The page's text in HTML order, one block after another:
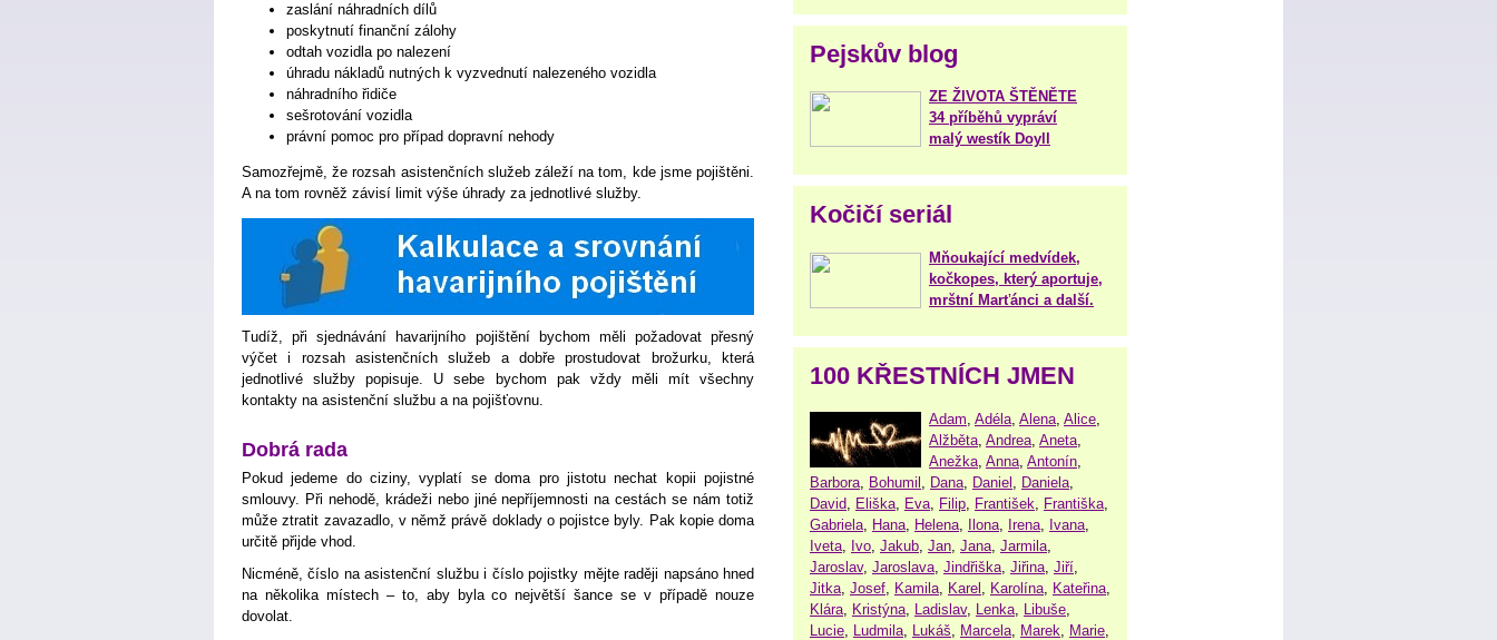
zaslání náhradních dílů
poskytnutí finanční zálohy
odtah vozidla po nalezení
úhradu nákladů nutných k vyzvednutí nalezeného vozidla
náhradního řidiče
sešrotování vozidla
právní pomoc pro případ dopravní nehody
Samozřejmě, že rozsah asistenčních služeb záleží na tom, kde jsme pojištěni.
A na tom rovněž závisí limit výše úhrady za jednotlivé služby.
Tudíž, při sjednávání havarijního pojištění bychom měli požadovat přesný
výčet i rozsah asistenčních služeb a dobře prostudovat brožurku, která
jednotlivé služby popisuje. U sebe bychom pak vždy měli mít všechny
kontakty na asistenční službu a na pojišťovnu.
Dobrá rada
Pokud jedeme do ciziny, vyplatí se doma pro jistotu nechat kopii pojistné
smlouvy. Při nehodě, krádeži nebo jiné nepříjemnosti na cestách se nám totiž
může ztratit zavazadlo, v němž právě doklady o pojistce byly. Pak kopie doma
určitě přijde vhod.
Nicméně, číslo na asistenční službu i číslo pojistky mějte raději napsáno hned
na několika místech – to, aby byla co největší šance se v případě nouze
dovolat.
Pejskův blog
ZE ŽIVOTA ŠTĚNĚTE
34 příběhů vypráví
malý westík Doyll
Kočičí seriál
Mňoukající medvídek,
kočkopes, který aportuje,
mrštní Marťánci a další.
100 KŘESTNÍCH JMEN
Adam Adéla Alena Alice
Alžběta Andrea Aneta
Anežka Anna Antonín
Barbora Bohumil Dana Daniel Daniela
David Eliška Eva Filip František Františka
Gabriela Hana Helena Ilona Irena Ivana
Iveta Ivo Jakub Jan Jana Jarmila
Jaroslav, Jaroslava Jindřiška Jiřina Jiří
Jitka Josef Kamila Karel Karolína Kateřina
Klára Kristýna Ladislav, Lenka Libuše
Lucie Ludmila Lukáš Marcela Marek Marie